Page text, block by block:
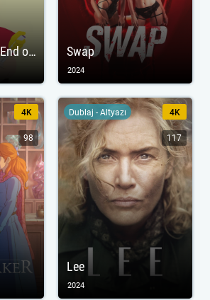
South Park: The End of Obesity Swap
2024
4K
98
Lee
Dublaj - Altyazı 4K
117
2024